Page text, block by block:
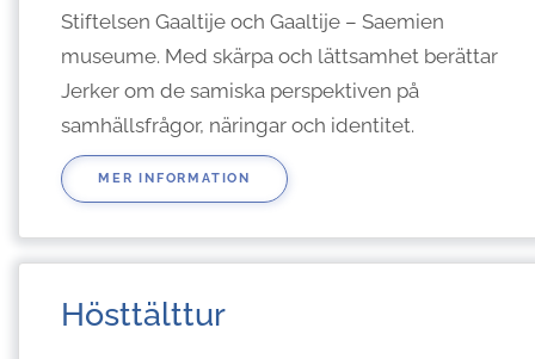
Stiftelsen Gaaltije och Gaaltije – Saemien
museume. Med skärpa och lättsamhet berättar
Jerker om de samiska perspektiven på
samhällsfrågor, näringar och identitet.
MER INFORMATION
Hösttälttur